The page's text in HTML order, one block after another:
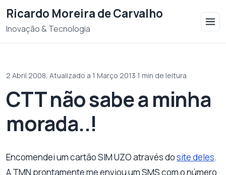
Ricardo Moreira de Carvalho
Inovação & Tecnologia
2 Abril 2008, Atualizado a 1 Março 2013 1 min de leitura
CTT não sabe a minha
morada..!
Encomendei um cartão SIM UZO através dosite deles.
A TMN prontamente me enviou um SMS com o número